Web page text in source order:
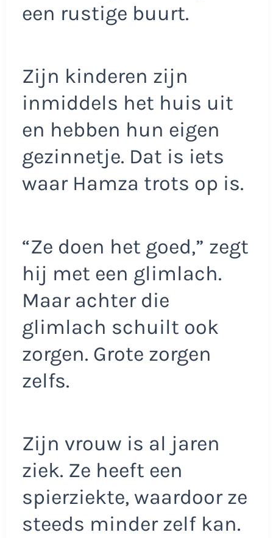
een rustige buurt.
Zijn kinderen zijn
inmiddels het huis uit
en hebben hun eigen
gezinnetje. Dat is iets
waar Hamza trots op is.
“Ze doen het goed,” zegt
hij met een glimlach.
Maar achter die
glimlach schuilt ook
zorgen. Grote zorgen
zelfs.
Zijn vrouw is al jaren
ziek. Ze heeft een
spierziekte, waardoor ze
steeds minder zelf kan.